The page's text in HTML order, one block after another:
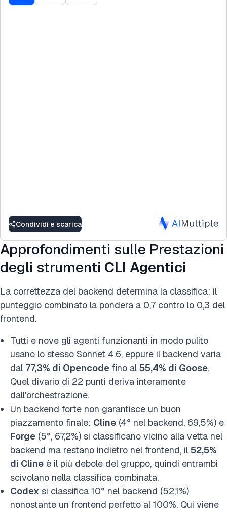
Condividi e scarica
Approfondimenti sulle Prestazioni
degli strumenti CLI Agentici
La correttezza del backend determina la classifica; il
punteggio combinato la pondera a 0,7 contro lo 0,3 del
frontend.
Tutti e nove gli agenti funzionanti in modo pulito
usano lo stesso Sonnet 4.6, eppure il backend varia
dal 77,3% di Opencode fino al 55,4% di Goose.
Quel divario di 22 punti deriva interamente
dall'orchestrazione.
Un backend forte non garantisce un buon
piazzamento finale: Cline (4° nel backend, 69,5%) e
Forge (5°, 67,2%) si classificano vicino alla vetta nel
backend ma restano indietro nel frontend, il 52,5%
di Cline è il più debole del gruppo, quindi entrambi
scivolano nella classifica combinata.
Codex si classifica 10° nel backend (52,1%)
nonostante un frontend perfetto al 100%. Qui viene